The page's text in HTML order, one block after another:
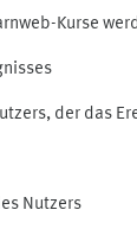
Kurse
der das
Nutzers